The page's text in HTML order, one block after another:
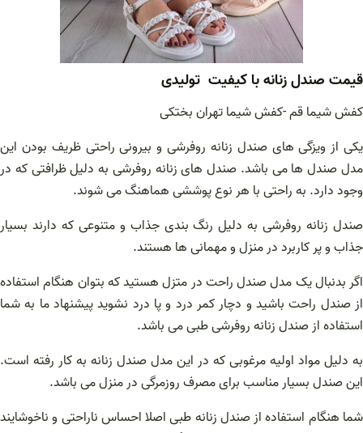
قیمت صندل زنانه با کیفیت تولیدی
کفش شیما قم -کفش شیما تهران بختکی
یکی از ویزگی های صندل زنانه روفرشی و بیرونی راحتی ظریف بودن این
مدل صندل ها می باشد. صندل های زنانه روفرشی به دلیل ظرافتی که در
وجود دارد. به راحتی با هر نوع پوششی هماهنگ می شوند.
صندل زنانه روفرشی به دلیل رنگ بندی جذاب و متنوعی که دارند بسیار
جذاب و پر کاربرد در منزل و مهمانی ها هستند.
اگر بدنبال یک مدل صندل راحت در متزل هستید که بتوان هنگام استفاده
از صندل راحت باشید و دچار کمر درد و پا درد نشوید پیشنهاد ما به شما
استفاده از صندل زنانه روفرشی طبی می باشد.
به دلیل مواد اولیه مرغوبی که در این مدل صندل زنانه به کار رفته است.
این صندل بسیار مناسب برای مصرف روزمرگی در منزل می باشد.
شما هنگام استفاده از صندل زنانه طبی اصلا احساس ناراحتی و ناخوشایند